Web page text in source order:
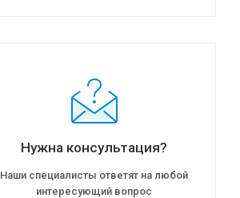
Нужна консультация?
Наши специалисты ответят на любой
интересующий вопрос